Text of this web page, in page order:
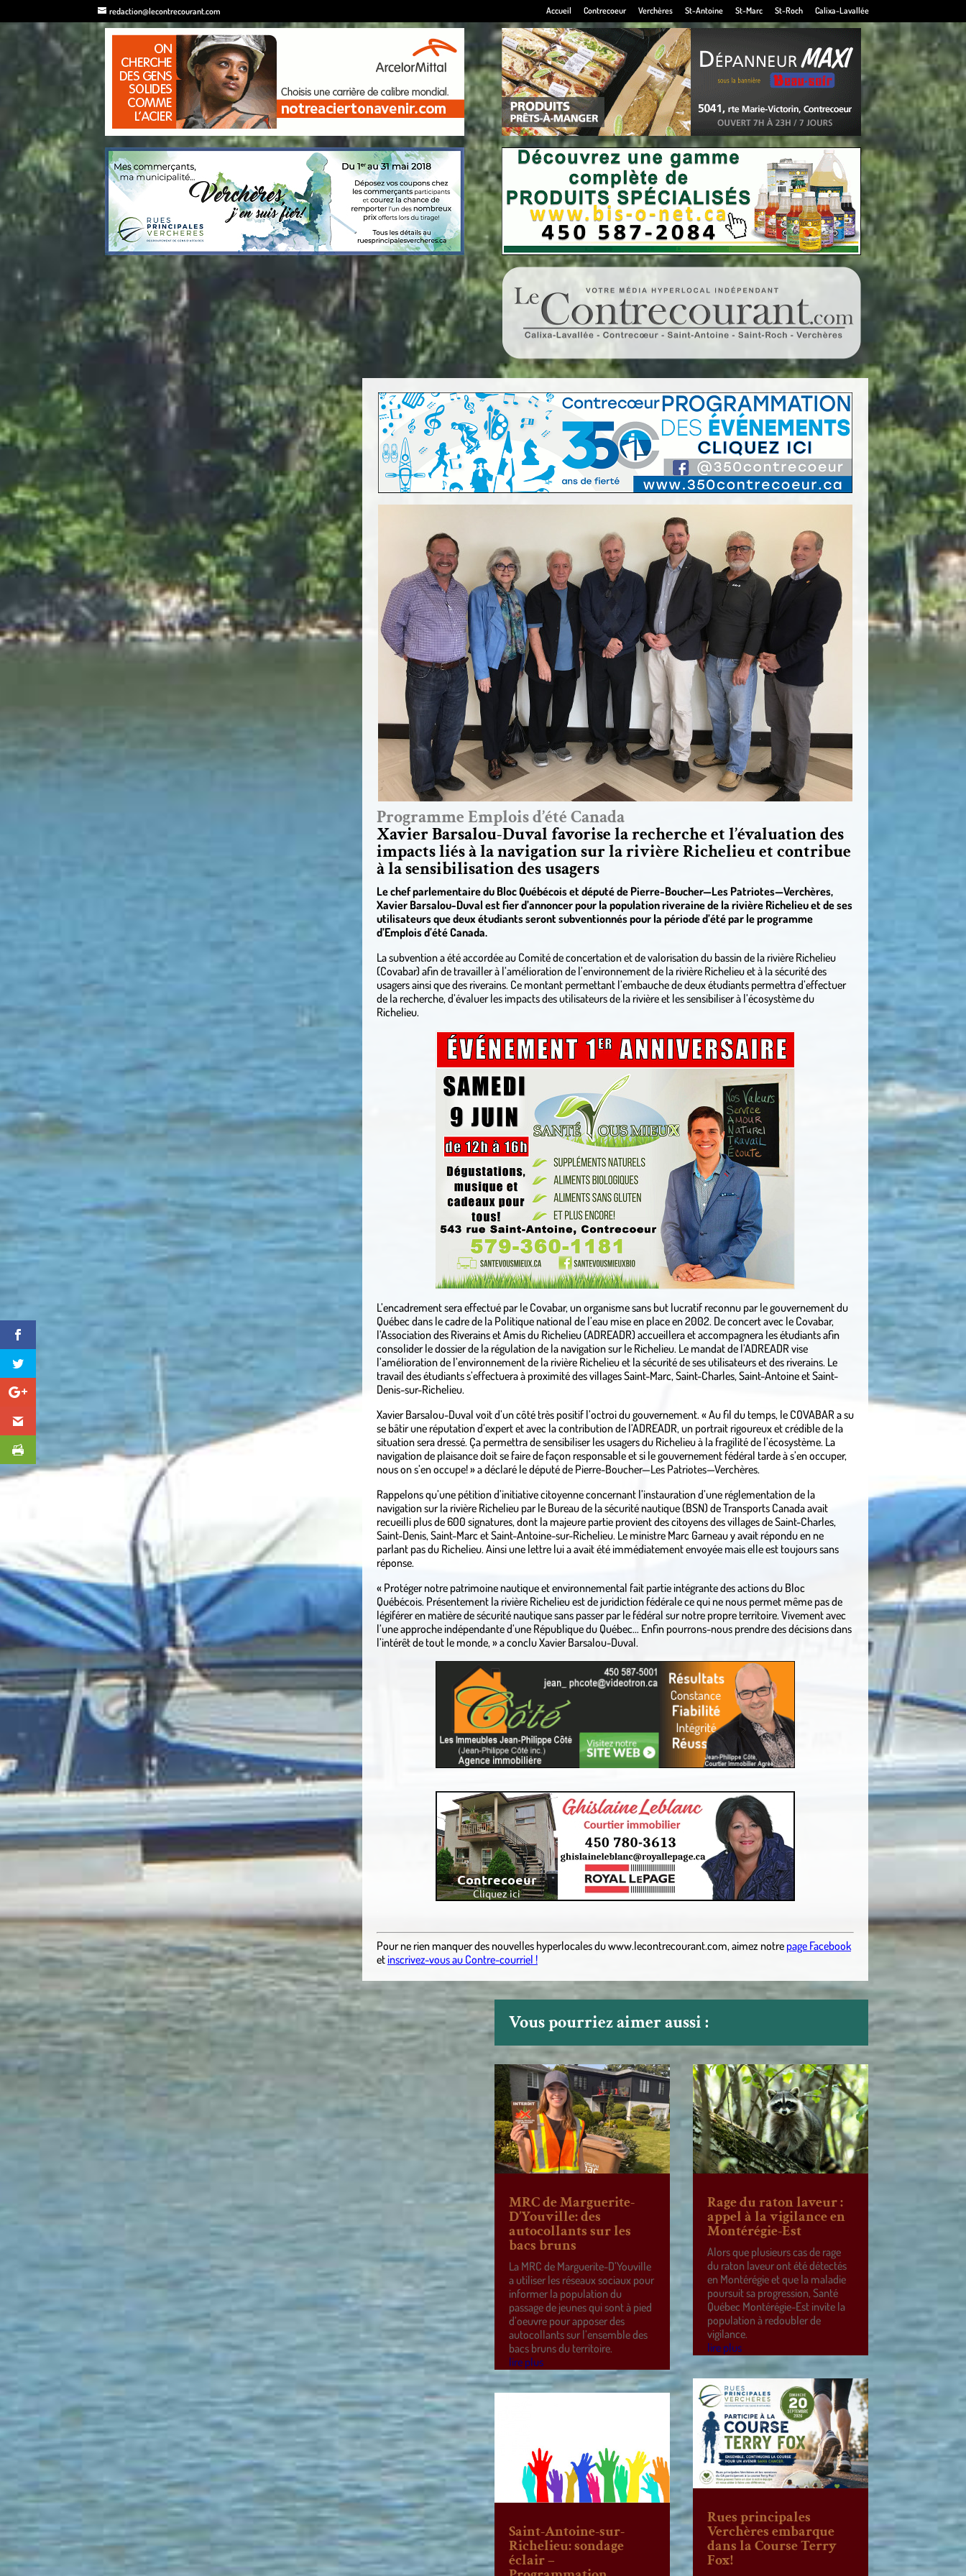
redaction@lecontrecourant.com Accueil Contrecoeur Verchères St-Antoine St-Marc St-Roch Calixa-Lavallée
Programme Emplois d’été Canada
Xavier Barsalou-Duval favorise la recherche et l’évaluation des
impacts liés à la navigation sur la rivière Richelieu et contribue
à la sensibilisation des usagers
Le chef parlementaire du Bloc Québécois et député de Pierre-Boucher—Les Patriotes—Verchères,
Xavier Barsalou-Duval est fier d’annoncer pour la population riveraine de la rivière Richelieu et de ses
utilisateurs que deux étudiants seront subventionnés pour la période d’été par le programme
d’Emplois d’été Canada.
La subvention a été accordée au Comité de concertation et de valorisation du bassin de la rivière Richelieu
(Covabar) afin de travailler à l’amélioration de l’environnement de la rivière Richelieu et à la sécurité des
usagers ainsi que des riverains. Ce montant permettant l’embauche de deux étudiants permettra d’effectuer
de la recherche, d’évaluer les impacts des utilisateurs de la rivière et les sensibiliser à l’écosystème du
Richelieu.
L’encadrement sera effectué par le Covabar, un organisme sans but lucratif reconnu par le gouvernement du
Québec dans le cadre de la Politique national de l’eau mise en place en 2002. De concert avec le Covabar,
l’Association des Riverains et Amis du Richelieu (ADREADR) accueillera et accompagnera les étudiants afin
consolider le dossier de la régulation de la navigation sur le Richelieu. Le mandat de l’ADREADR vise
l’amélioration de l’environnement de la rivière Richelieu et la sécurité de ses utilisateurs et des riverains. Le
travail des étudiants s’effectuera à proximité des villages Saint-Marc, Saint-Charles, Saint-Antoine et Saint-
Denis-sur-Richelieu.
Xavier Barsalou-Duval voit d’un côté très positif l’octroi du gouvernement. « Au fil du temps, le COVABAR a su
se bâtir une réputation d’expert et avec la contribution de l’ADREADR, un portrait rigoureux et crédible de la
situation sera dressé. Ça permettra de sensibiliser les usagers du Richelieu à la fragilité de l’écosystème. La
navigation de plaisance doit se faire de façon responsable et si le gouvernement fédéral tarde à s’en occuper,
nous on s’en occupe! » a déclaré le député de Pierre-Boucher—Les Patriotes—Verchères.
Rappelons qu’une pétition d’initiative citoyenne concernant l’instauration d’une réglementation de la
navigation sur la rivière Richelieu par le Bureau de la sécurité nautique (BSN) de Transports Canada avait
recueilli plus de 600 signatures, dont la majeure partie provient des citoyens des villages de Saint-Charles,
Saint-Denis, Saint-Marc et Saint-Antoine-sur-Richelieu. Le ministre Marc Garneau y avait répondu en ne
parlant pas du Richelieu. Ainsi une lettre lui a avait été immédiatement envoyée mais elle est toujours sans
réponse.
« Protéger notre patrimoine nautique et environnemental fait partie intégrante des actions du Bloc
Québécois. Présentement la rivière Richelieu est de juridiction fédérale ce qui ne nous permet même pas de
légiférer en matière de sécurité nautique sans passer par le fédéral sur notre propre territoire. Vivement avec
l’une approche indépendante d’une République du Québec… Enfin pourrons-nous prendre des décisions dans
l’intérêt de tout le monde, » a conclu Xavier Barsalou-Duval.
Pour ne rien manquer des nouvelles hyperlocalesduwww.lecontrecourant.com, aimez notre page Facebook
etinscrivez-vous au Contre-courriel !
Vous pourriez aimer aussi :
MRC de Marguerite-
D’Youville: des
autocollants sur les
bacs bruns
La MRC de Marguerite-D’Youville
a utiliser les réseaux sociaux pour
informer la population du
passage de jeunes qui sont à pied
d’oeuvre pour apposer des
autocollants sur l’ensemble des
bacs bruns du territoire.
lire plus
Saint-Antoine-sur-
Richelieu: sondage
éclair –
Rage du raton laveur :
appel à la vigilance en
Montérégie-Est
Alors que plusieurs cas de rage
du raton laveur ont été détectés
en Montérégie et que la maladie
poursuit sa progression, Santé
Québec Montérégie-Est invite la
population à redoubler de
vigilance.
lire plus
Rues principales
Verchères embarque
dans la Course Terry
Fox!